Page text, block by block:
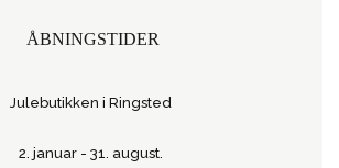
ÅBNINGSTIDER
Julebutikken i Ringsted
2. januar - 31. august.